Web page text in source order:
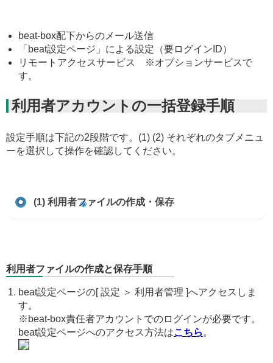
beat-box配下からのメール送信
「beat設定ページ」による設定（要ログインID）
リモートアクセスサービス ※オプションサービスで
す。
利用者アカウントの一括登録手順
設定手順は下記の2段階です。(1) (2) それぞれのタブメニュ
ーを選択して操作を確認してください。
(1) 利用者ファイルの作成・保存
利用者ファイルの作成と保存手順
beat設定ページの[ 設定 ＞ 利用者管理 ]へアクセスしま
す。
※beat-box責任者アカウントでのログインが必要です。
beat設定ページへのアクセス方法はこちら 。